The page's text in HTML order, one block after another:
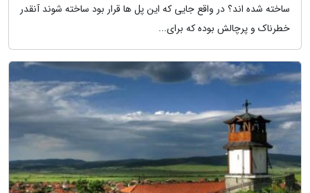
ساخته شده اند؟ در واقع جایی که این پل ها قرار بود ساخته شوند آنقدر
خطرناک و پرچالش بوده که برای...